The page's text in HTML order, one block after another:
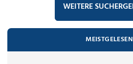
WEITERE
MEISTGELESEN